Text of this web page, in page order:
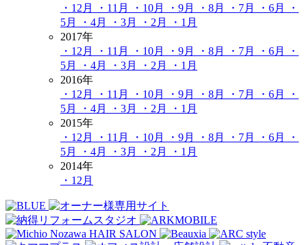
・12月
・11月 ・10月 ・9月 ・8月 ・7月 ・6月
・
5月
・4月 ・3月 ・2月
・1月
2017年
・12月
・11月 ・10月 ・9月 ・8月 ・7月 ・6月
・
5月
・4月 ・3月 ・2月
・1月
2016年
・12月
・11月 ・10月 ・9月 ・8月 ・7月 ・6月
・
5月
・4月 ・3月 ・2月
・1月
2015年
・12月
・11月 ・10月 ・9月 ・8月 ・7月 ・6月
・
5月
・4月 ・3月 ・2月
・1月
2014年
・12月